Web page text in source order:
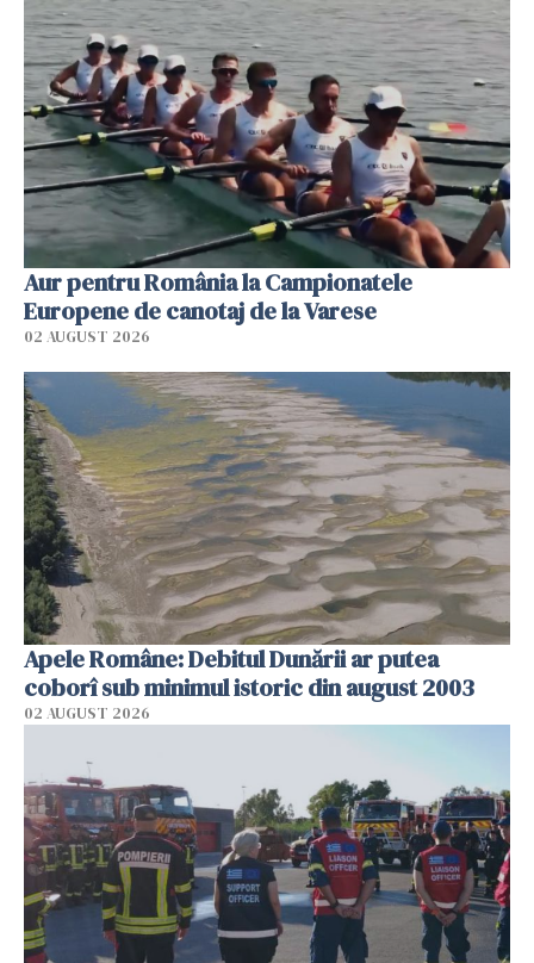
Aur pentru România la Campionatele
Europene de canotaj de la Varese
02 AUGUST 2026
Apele Române: Debitul Dunării ar putea
coborî sub minimul istoric din august 2003
02 AUGUST 2026